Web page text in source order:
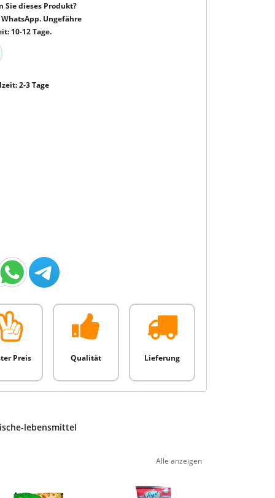
Sie dieses Produkt?
Ungefähre
10-12 Tage.
2-3 Tage
Preis Qualität Lieferung
lebensmittel
Alle anzeigen